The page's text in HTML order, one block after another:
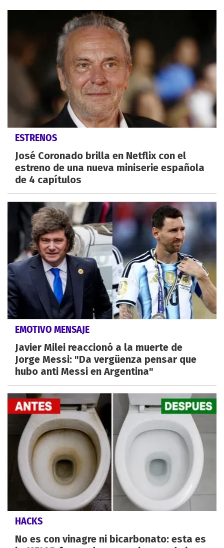
ESTRENOS
José Coronado brilla en Netflix con el
estreno de una nueva miniserie española
de 4 capítulos
EMOTIVO MENSAJE
Javier Milei reaccionó a la muerte de
Jorge Messi: "Da vergüenza pensar que
hubo anti Messi en Argentina"
HACKS
No es con vinagre ni bicarbonato: esta es